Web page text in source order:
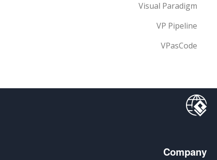
Visual Paradigm
VP Pipeline
VPasCode
Company